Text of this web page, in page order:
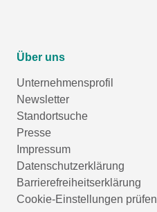
Über uns
Unternehmensprofil
Newsletter
Standortsuche
Presse
Impressum
Datenschutzerklärung
Barrierefreiheitserklärung
Cookie-Einstellungen prüfen